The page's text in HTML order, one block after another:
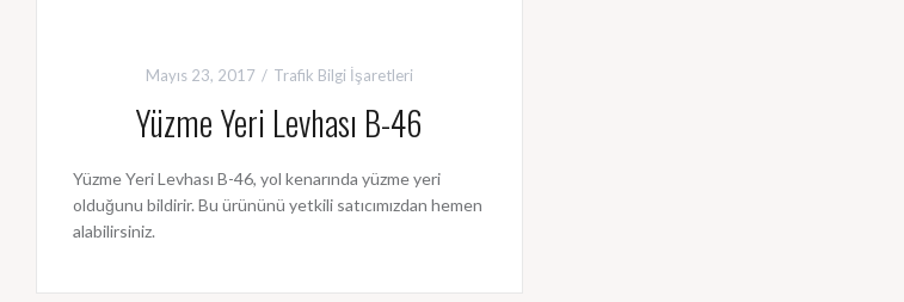
Mayıs 23, 2017 Trafik Bilgi İşaretleri
Yüzme Yeri Levhası B-46
Yüzme Yeri Levhası B-46, yol kenarında yüzme yeri
olduğunu bildirir. Bu ürününü yetkili satıcımızdan hemen
alabilirsiniz.